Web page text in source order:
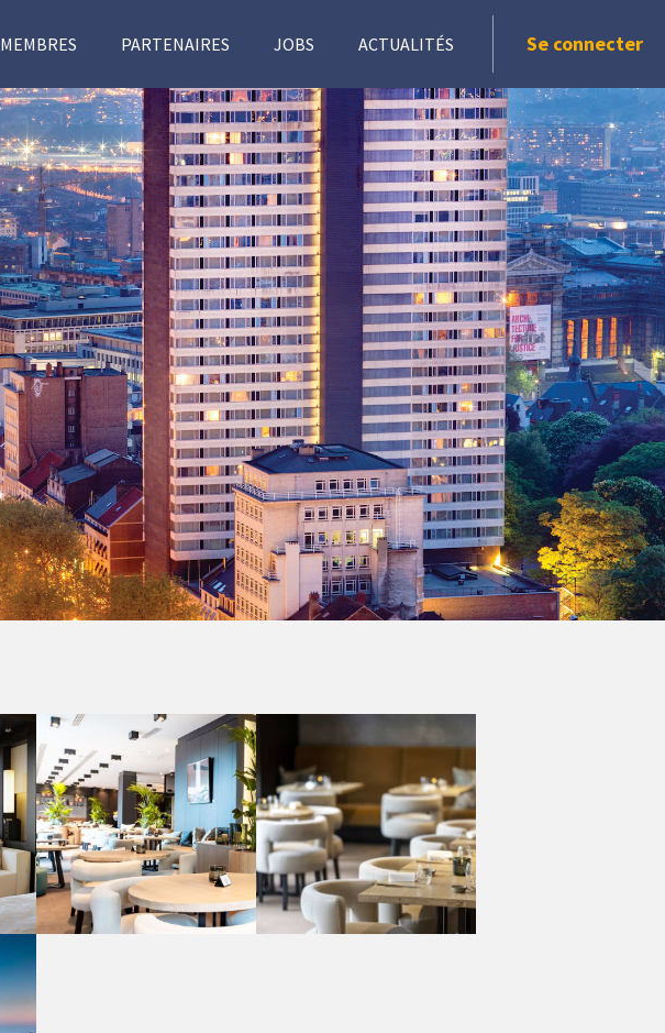
MEMBRES PARTENAIRES JOBS ACTUALITÉS Se connecter